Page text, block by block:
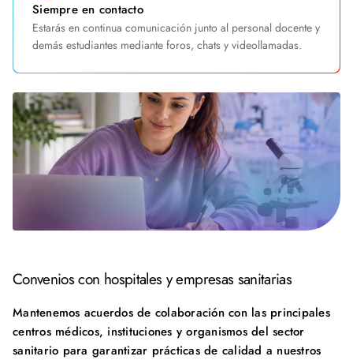
Siempre en contacto
Estarás en continua comunicación junto al personal docente y
demás estudiantes mediante foros, chats y videollamadas.
Convenios con hospitales y empresas sanitarias
Mantenemos acuerdos de colaboración con las principales
centros médicos, instituciones y organismos del sector
sanitario para garantizar prácticas de calidad a nuestros